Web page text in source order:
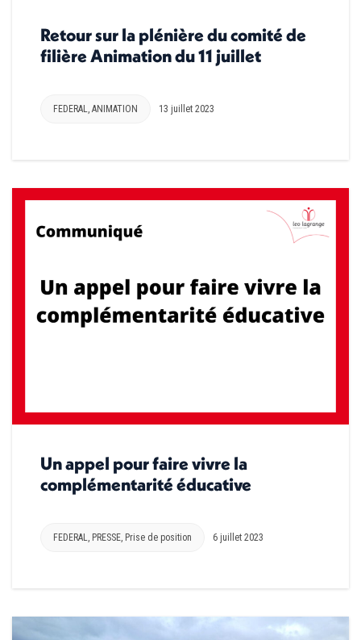
Retour sur la plénière du comité de
filière Animation du 11 juillet
FEDERAL, ANIMATION 13 juillet 2023
Un appel pour faire vivre la
complémentarité éducative
FEDERAL, PRESSE, Prise de position 6 juillet 2023